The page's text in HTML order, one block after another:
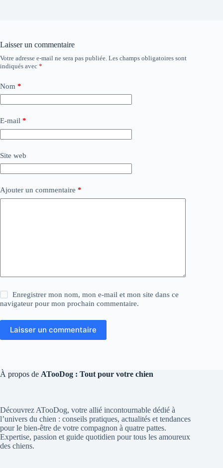
Laisser un commentaire
Votre adresse e-mail ne sera pas publiée. Les champs obligatoires sont
indiqués avec *
Nom *
E-mail *
Site web
Ajouter un commentaire *
Enregistrer mon nom, mon e-mail et mon site dans ce
navigateur pour mon prochain commentaire.
Laisser un commentaire
À propos de ATooDog : Tout pour votre chien
Découvrez ATooDog, votre allié incontournable dédié à
l’univers du chien : conseils pratiques, actualités et tendances
pour le bien-être de votre compagnon à quatre pattes.
Expertise, passion et guide quotidien pour tous les amoureux
des chiens.